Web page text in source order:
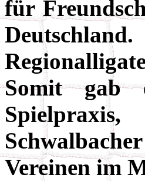
für
Somit gab
Vereinen im